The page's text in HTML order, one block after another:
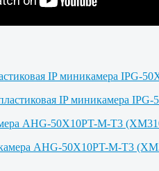
IP миникамера IPG-
AHG-50X10PT-M-T3